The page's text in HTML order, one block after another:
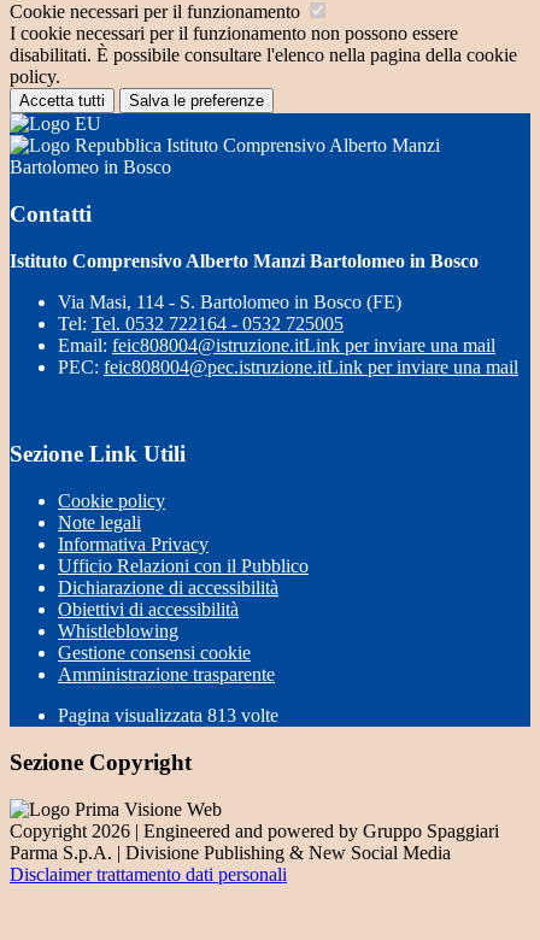
Cookie necessari per il funzionamento
I cookie necessari per il funzionamento non possono essere
disabilitati. È possibile consultare l'elenco nella pagina della cookie
policy.
Accetta tutti Salva le preferenze
Istituto Comprensivo Alberto Manzi
Bartolomeo in Bosco
Contatti
Istituto Comprensivo Alberto Manzi Bartolomeo in Bosco
Via Masi, 114 - S. Bartolomeo in Bosco (FE)
Tel: Tel. 0532 722164 - 0532 725005
Email: feic808004@istruzione.itLink per inviare una mail
PEC: feic808004@pec.istruzione.itLink per inviare una mail
Sezione Link Utili
Cookie policy
Note legali
Informativa Privacy
Ufficio Relazioni con il Pubblico
Dichiarazione di accessibilità
Obiettivi di accessibilità
Whistleblowing
Gestione consensi cookie
Amministrazione trasparente
Pagina visualizzata 813 volte
Sezione Copyright
Copyright 2026 | Engineered and powered by Gruppo Spaggiari
Parma S.p.A. | Divisione Publishing & New Social Media
Disclaimer trattamento dati personali